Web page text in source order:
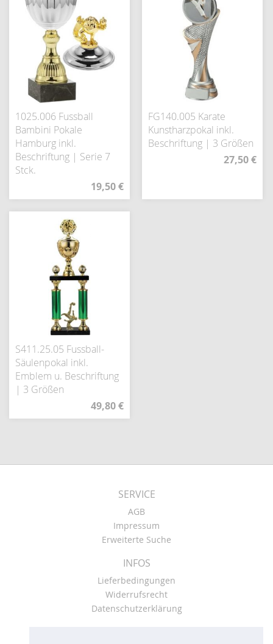
1025.006 Fussball
Bambini Pokale
Hamburg inkl.
Beschriftung | Serie 7
Stck.
19,50 €
FG140.005 Karate
Kunstharzpokal inkl.
Beschriftung | 3 Größen
27,50 €
S411.25.05 Fussball-
Säulenpokal inkl.
Emblem u. Beschriftung
| 3 Größen
49,80 €
SERVICE
AGB
Impressum
Erweiterte Suche
INFOS
Lieferbedingungen
Widerrufsrecht
Datenschutzerklärung